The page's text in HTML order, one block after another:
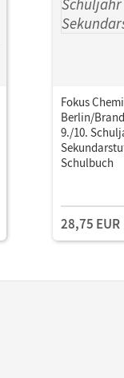
Fokus
Berlin/
9./10.
Schulbuch
28,75 EUR